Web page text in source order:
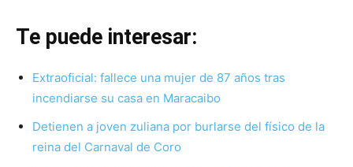
Te puede interesar:
Extraoficial: fallece una mujer de 87 años tras
incendiarse su casa en Maracaibo
Detienen a joven zuliana por burlarse del físico de la
reina del Carnaval de Coro